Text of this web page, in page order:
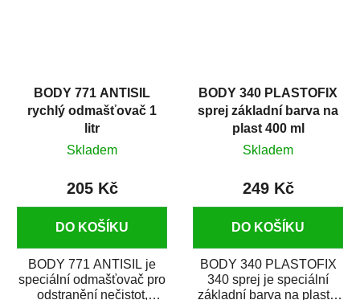
BODY 771 ANTISIL
rychlý odmašťovač 1
litr
Skladem
205 Kč
DO KOŠÍKU
BODY 771 ANTISIL je
speciální odmašťovač pro
odstranění nečistot,
BODY 340 PLASTOFIX
sprej základní barva na
plast 400 ml
Skladem
249 Kč
DO KOŠÍKU
BODY 340 PLASTOFIX
340 sprej je speciální
základní barva na plasty,